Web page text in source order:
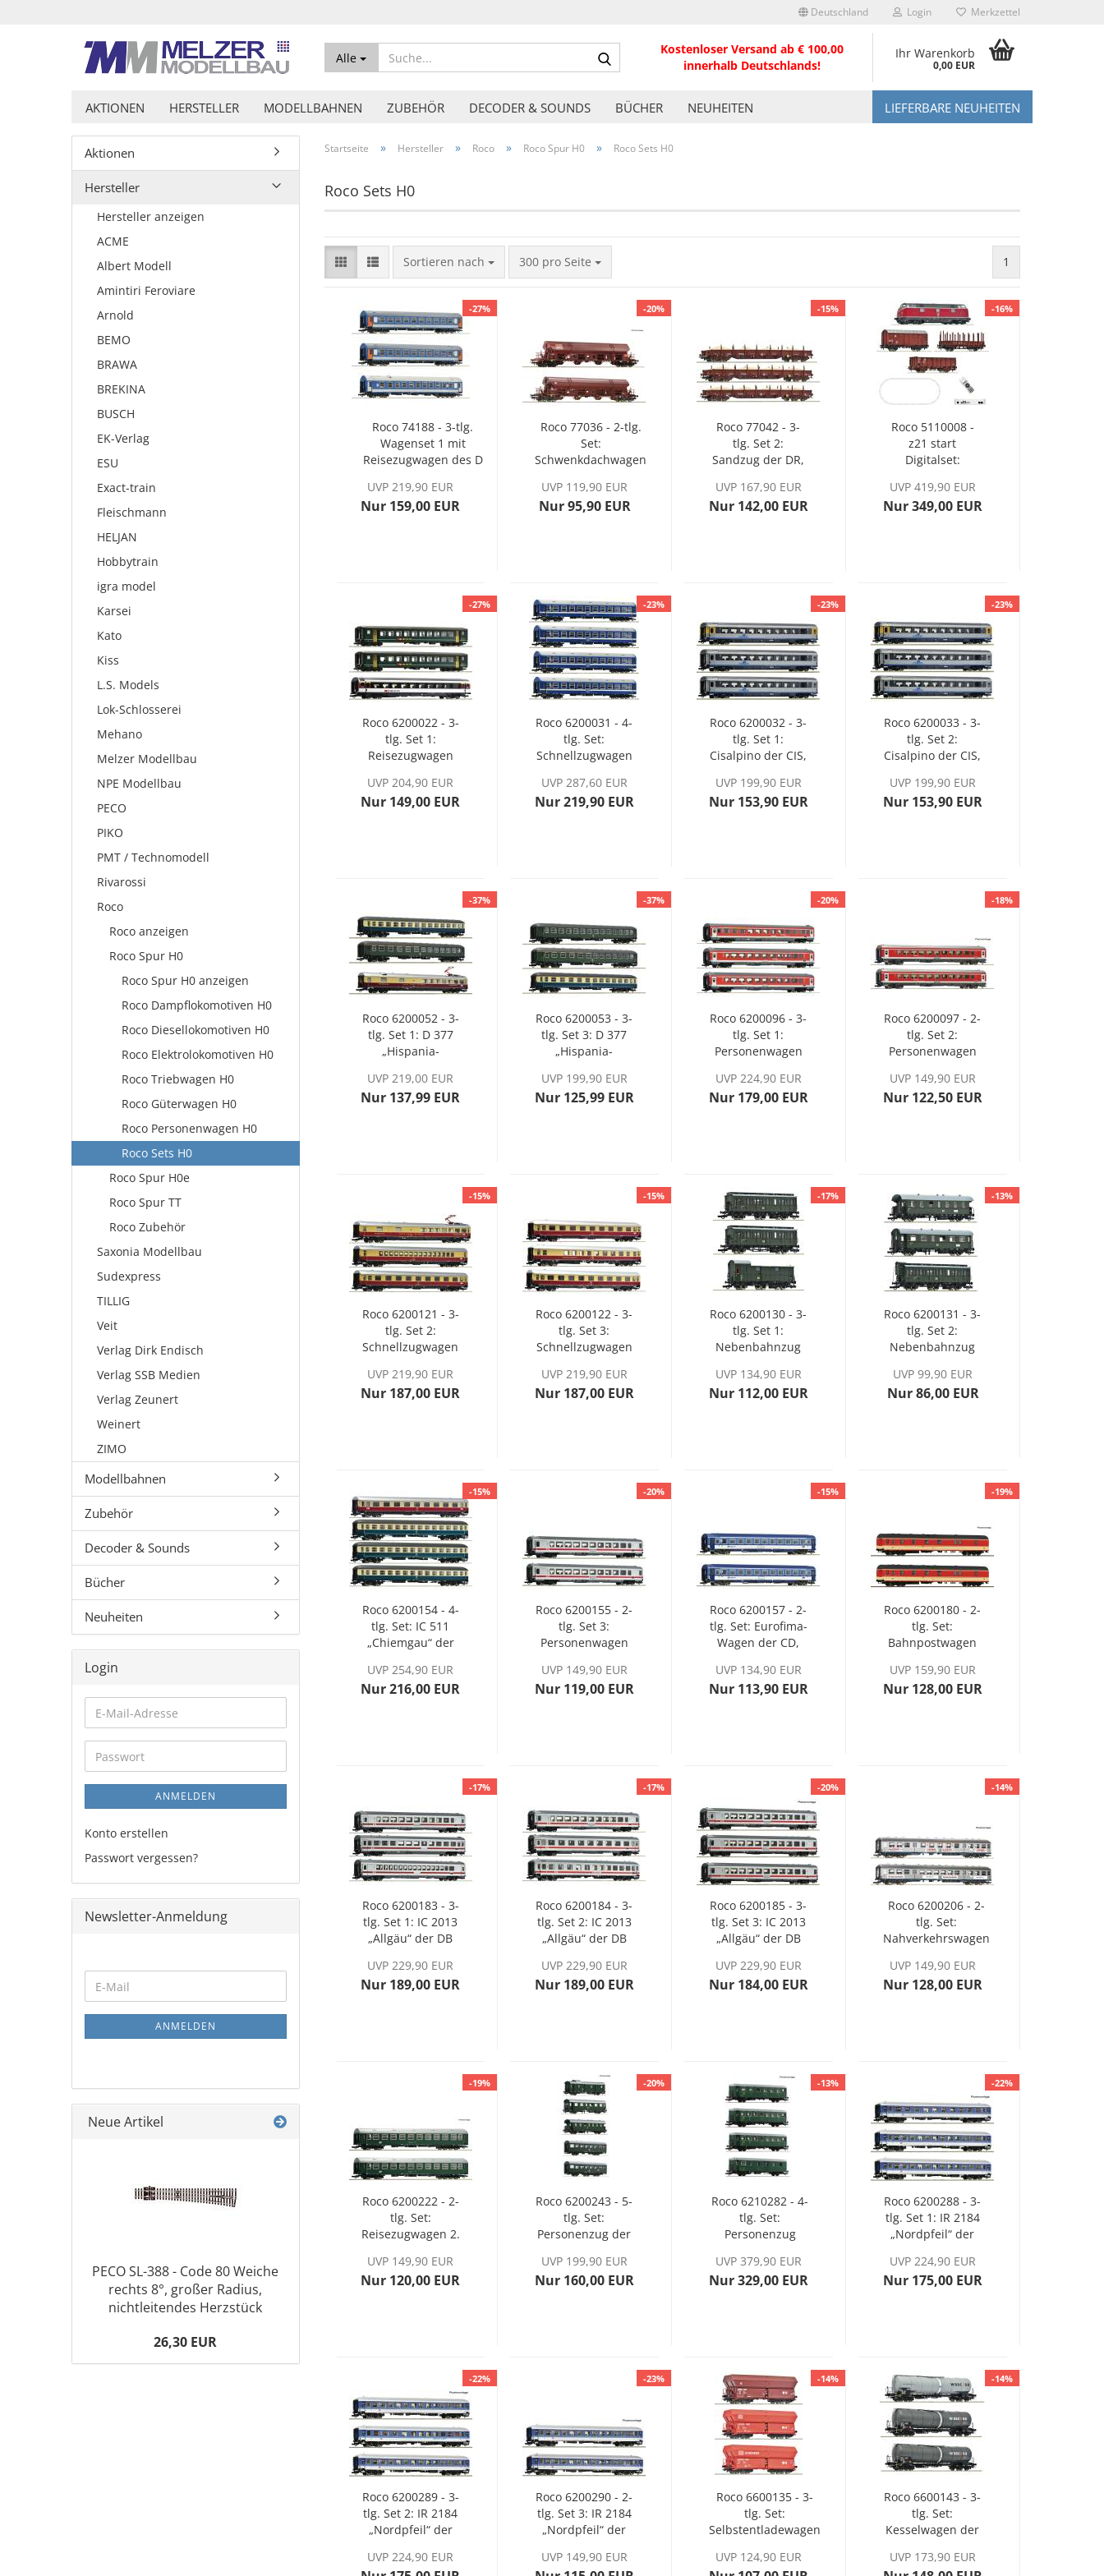
Deutschland Login Merkzettel
Alle
Suche...Kostenloser Versand ab € 100,00
innerhalb Deutschlands!
Ihr Warenkorb
0,00 EUR
AKTIONEN HERSTELLER MODELLBAHNEN ZUBEHÖR DECODER & SOUNDS BÜCHER NEUHEITEN LIEFERBARE NEUHEITEN
Startseite » Hersteller » Roco » Roco Spur H0 » Roco Sets H0
Roco Sets H0
Sortieren nach
Sortieren nach 300 pro Seite
pro Seite 1
-27%
Roco 74188 - 3-tlg.
Wagenset 1 mit
Reisezugwagen des D
„Vindobona/Hungaria“
der MAV
UVP 219,90 EUR
Nur 159,00 EUR
-20%
Roco 77036 - 2-tlg.
Set:
Schwenkdachwagen
UVP 119,90 EUR
Nur 95,90 EUR
-15%
Roco 77042 - 3-
tlg. Set 2:
Sandzug der DR,
UVP 167,90 EUR
Nur 142,00 EUR
-16%
Roco 5110008 -
z21 start
Digitalset:
BR 221 mit
Güterzug der DB,
UVP 419,90 EUR
Nur 349,00 EUR
-27%
Roco 6200022 - 3-
tlg. Set 1:
Reisezugwagen
Interregio“ der
SBB
UVP 204,90 EUR
Nur 149,00 EUR
-23%
Roco 6200031 - 4-
tlg. Set:
Schnellzugwagen
UVP 287,60 EUR
Nur 219,90 EUR
-23%
Roco 6200032 - 3-
tlg. Set 1:
Cisalpino der CIS,
UVP 199,90 EUR
Nur 153,90 EUR
-23%
Roco 6200033 - 3-
tlg. Set 2:
Cisalpino der CIS,
UVP 199,90 EUR
Nur 153,90 EUR
-37%
Roco 6200052 - 3-
tlg. Set 1: D 377
„Hispania-
Ep. IV
UVP 219,00 EUR
Nur 137,99 EUR
-37%
Roco 6200053 - 3-
tlg. Set 3: D 377
„Hispania-
Ep. IV
UVP 199,90 EUR
Nur 125,99 EUR
-20%
Roco 6200096 - 3-
tlg. Set 1:
Personenwagen
Nürnberg-
Express" der DB
UVP 224,90 EUR
Nur 179,00 EUR
-18%
Roco 6200097 - 2-
tlg. Set 2:
Personenwagen
Nürnberg-
Express" der DB
UVP 149,90 EUR
Nur 122,50 EUR
-15%
Roco 6200121 - 3-
tlg. Set 2:
Schnellzugwagen
AKE, Ep. VI
UVP 219,90 EUR
Nur 187,00 EUR
-15%
Roco 6200122 - 3-
tlg. Set 3:
Schnellzugwagen
AKE, Ep. VI
UVP 219,90 EUR
Nur 187,00 EUR
-17%
Roco 6200130 - 3-
tlg. Set 1:
Nebenbahnzug
UVP 134,90 EUR
Nur 112,00 EUR
-13%
Roco 6200131 - 3-
tlg. Set 2:
Nebenbahnzug
UVP 99,90 EUR
Nur 86,00 EUR
-15%
Roco 6200154 - 4-
tlg. Set: IC 511
„Chiemgau“ der
UVP 254,90 EUR
Nur 216,00 EUR
-20%
Roco 6200155 - 2-
tlg. Set 3:
Personenwagen
AG, Ep. VI
UVP 149,90 EUR
Nur 119,00 EUR
-15%
Roco 6200157 - 2-
tlg. Set: Eurofima-
Wagen der CD,
UVP 134,90 EUR
Nur 113,90 EUR
-19%
Roco 6200180 - 2-
tlg. Set:
Bahnpostwagen
der ÖBB, Ep. IV-V
UVP 159,90 EUR
Nur 128,00 EUR
-17%
Roco 6200183 - 3-
tlg. Set 1: IC 2013
„Allgäu“ der DB
UVP 229,90 EUR
Nur 189,00 EUR
-17%
Roco 6200184 - 3-
tlg. Set 2: IC 2013
„Allgäu“ der DB
UVP 229,90 EUR
Nur 189,00 EUR
-20%
Roco 6200185 - 3-
tlg. Set 3: IC 2013
„Allgäu“ der DB
UVP 229,90 EUR
Nur 184,00 EUR
-14%
Roco 6200206 - 2-
tlg. Set:
Nahverkehrswagen
UVP 149,90 EUR
Nur 128,00 EUR
-19%
Roco 6200222 - 2-
tlg. Set:
Reisezugwagen 2.
Ep. V
UVP 149,90 EUR
Nur 120,00 EUR
-20%
Roco 6200243 - 5-
tlg. Set:
Personenzug der
UVP 199,90 EUR
Nur 160,00 EUR
-13%
Roco 6210282 - 4-
tlg. Set:
Personenzug
Ep. III,
Innenbeleuchtung
UVP 379,90 EUR
Nur 329,00 EUR
-22%
Roco 6200288 - 3-
tlg. Set 1: IR 2184
„Nordpfeil“ der
UVP 224,90 EUR
Nur 175,00 EUR
-22%
Roco 6200289 - 3-
tlg. Set 2: IR 2184
„Nordpfeil“ der
UVP 224,90 EUR
-23%
Roco 6200290 - 2-
tlg. Set 3: IR 2184
„Nordpfeil“ der
UVP 149,90 EUR
-14%
Roco 6600135 - 3-
tlg. Set:
Selbstentladewagen
UVP 124,90 EUR
-14%
Roco 6600143 - 3-
tlg. Set:
Kesselwagen der
UVP 173,90 EUR
Aktionen
Hersteller
Hersteller anzeigen
ACME
Albert Modell
Amintiri Feroviare
Arnold
BEMO
BRAWA
BREKINA
BUSCH
EK-Verlag
ESU
Exact-train
Fleischmann
HELJAN
Hobbytrain
igra model
Karsei
Kato
Kiss
L.S. Models
Lok-Schlosserei
Mehano
Melzer Modellbau
NPE Modellbau
PECO
PIKO
PMT / Technomodell
Rivarossi
Roco
Roco anzeigen
Roco Spur H0
Roco Spur H0 anzeigen
Roco Dampflokomotiven H0
Roco Diesellokomotiven H0
Roco Elektrolokomotiven H0
Roco Triebwagen H0
Roco Güterwagen H0
Roco Personenwagen H0
Roco Sets H0
Roco Spur H0e
Roco Spur TT
Roco Zubehör
Saxonia Modellbau
Sudexpress
TILLIG
Veit
Verlag Dirk Endisch
Verlag SSB Medien
Verlag Zeunert
Weinert
ZIMO
Modellbahnen
Zubehör
Decoder & Sounds
Bücher
Neuheiten
Login
E-
Mail-
Adresse
Passwort
ANMELDEN
Konto erstellen
Passwort vergessen?
Newsletter-Anmeldung
ZUR
NEWSLETTER-
ANMELDUNG
E-
Mail
ANMELDEN
Neue Artikel
PECO SL-388 - Code 80 Weiche
rechts 8°, großer Radius,
nichtleitendes Herzstück
26,30 EUR